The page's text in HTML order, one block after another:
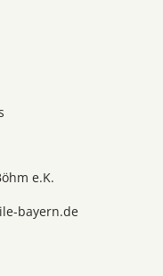
e.K.
bayern.de